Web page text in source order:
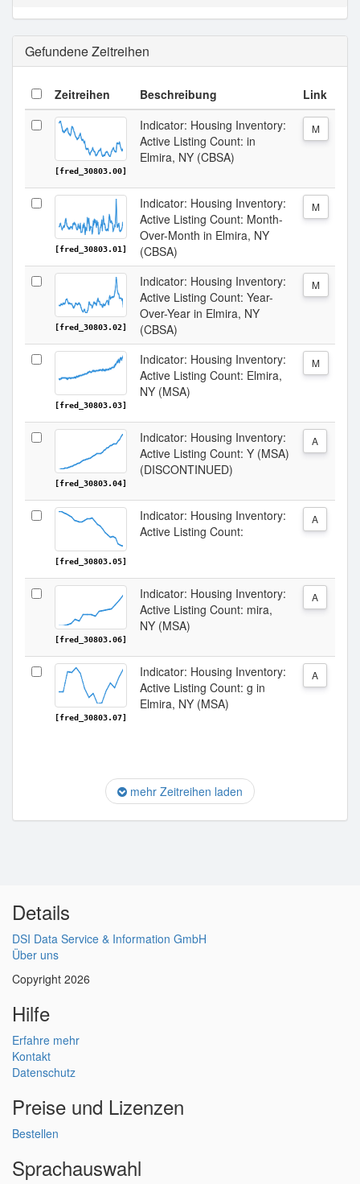
Gefundene Zeitreihen
Zeitreihen Beschreibung Link
[fred_30803.00]
Indicator: Housing Inventory:
Active Listing Count: in
Elmira, NY (CBSA)
M
[fred_30803.01]
Indicator: Housing Inventory:
Active Listing Count: Month-
Over-Month in Elmira, NY
(CBSA)
M
[fred_30803.02]
Indicator: Housing Inventory:
Active Listing Count: Year-
Over-Year in Elmira, NY
(CBSA)
M
[fred_30803.03]
Indicator: Housing Inventory:
Active Listing Count: Elmira,
NY (MSA)
M
[fred_30803.04]
Indicator: Housing Inventory:
Active Listing Count: Y (MSA)
(DISCONTINUED)
A
[fred_30803.05]
Indicator: Housing Inventory:
Active Listing Count:
A
[fred_30803.06]
Indicator: Housing Inventory:
Active Listing Count: mira,
NY (MSA)
A
[fred_30803.07]
Indicator: Housing Inventory:
Active Listing Count: g in
Elmira, NY (MSA)
A
mehr Zeitreihen laden
Details
DSI Data Service & Information GmbH
Über uns
Copyright 2026
Hilfe
Erfahre mehr
Kontakt
Datenschutz
Preise und Lizenzen
Bestellen
Sprachauswahl